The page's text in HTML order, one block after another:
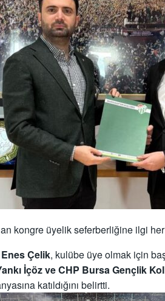
kongre üyelik seferberliğine ilgi
Çelik, kulübe üye olmak için
İçöz ve CHP Bursa Gençlik
katıldığını belirtti.